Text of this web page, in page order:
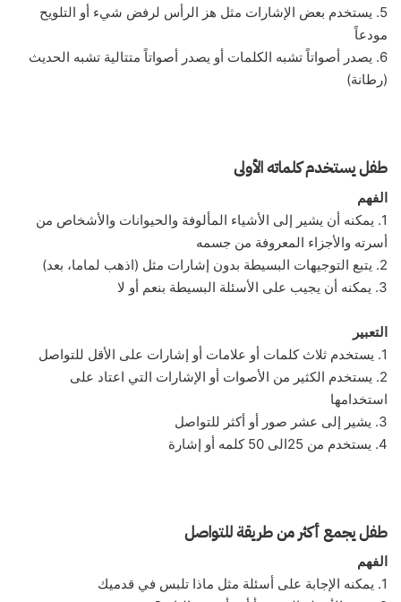
5. يستخدم بعض الإشارات مثل هز الرأس لرفض شيء أو التلويح
مودعاً
6. يصدر أصواتاً تشبه الكلمات أو يصدر أصواتاً متتالية تشبه الحديث
(رطانة)
طفل يستخدم كلماته الأولى
الفهم
1. يمكنه أن يشير إلى الأشياء المألوفة والحيوانات والأشخاص من
أسرته والأجزاء المعروفة من جسمه
2. يتبع التوجيهات البسيطة بدون إشارات مثل (اذهب لماما، بعد)
3. يمكنه أن يجيب على الأسئلة البسيطة بنعم أو لا
التعبير
1. يستخدم ثلاث كلمات أو علامات أو إشارات على الأقل للتواصل
2. يستخدم الكثير من الأصوات أو الإشارات التي اعتاد على
استخدامها
3. يشير إلى عشر صور أو أكثر للتواصل
4. يستخدم من 25الى 50 كلمه أو إشارة
طفل يجمع أكثر من طريقة للتواصل
الفهم
1. يمكنه الإجابة على أسئلة مثل ماذا تلبس في قدميك